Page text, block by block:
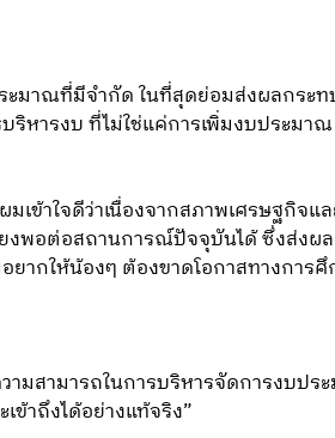
มาณที่มีจำกัด ในที่สุดย่อมส่งผลกระท
หารงบ ที่ไม่ใช่แค่การเพิ่มงบประมา
เข้าใจดีว่าเนื่องจากสภาพเศรษฐกิ
งพอต่อสถานการณ์ปัจจุบันได้ ซึ่งส่งผ
ากให้น้องๆ ต้องขาดโอกาสทางกา
มสามารถในการบริหารจัดการงบป
ข้าถึงได้อย่างแท้จริง”